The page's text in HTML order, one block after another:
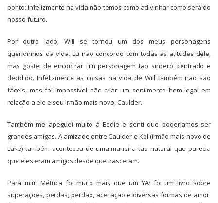
ponto; infelizmente na vida não temos como adivinhar como será do
nosso futuro.
Por outro lado, Will se tornou um dos meus personagens
queridinhos da vida. Eu não concordo com todas as atitudes dele,
mas gostei de encontrar um personagem tão sincero, centrado e
decidido. Infelizmente as coisas na vida de Will também não são
fáceis, mas foi impossível não criar um sentimento bem legal em
relação a ele e seu irmão mais novo, Caulder.
Também me apeguei muito à Eddie e senti que poderíamos ser
grandes amigas. A amizade entre Caulder e Kel (irmão mais novo de
Lake) também aconteceu de uma maneira tão natural que parecia
que eles eram amigos desde que nasceram.
​Para mim Métrica foi muito mais que um YA; foi um livro sobre
superações, perdas, perdão, aceitação e diversas formas de amor.